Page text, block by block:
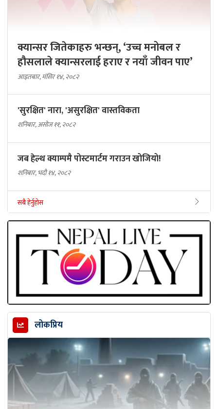
क्यान्सर जितेकाहरु भन्छन्, ‘उच्च मनोबल र
हौसलाले क्यान्सरलाई हराए र नयाँ जीवन पाए’
आइतबार, मंसिर १४, २०८२
'सुरक्षित' नारा, 'असुरक्षित' वास्तविकता
शनिबार, असोज ११, २०८२
जब हेल्थ क्याम्पमै पोस्टमार्टम गराउन खोजियो!
शनिबार, भदौ १४, २०८२
सबै हेर्नुहोस
लोकप्रिय